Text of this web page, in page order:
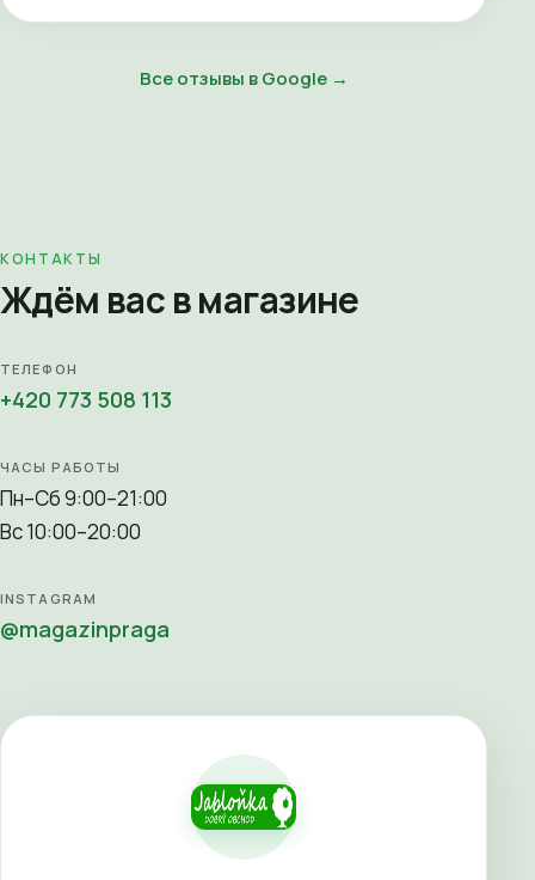
Все отзывы в Google →
КОНТАКТЫ
Ждём вас в магазине
ТЕЛЕФОН
+420 773 508 113
ЧАСЫ РАБОТЫ
Пн–Сб 9:00–21:00
Вс 10:00–20:00
INSTAGRAM
@magazinpraga